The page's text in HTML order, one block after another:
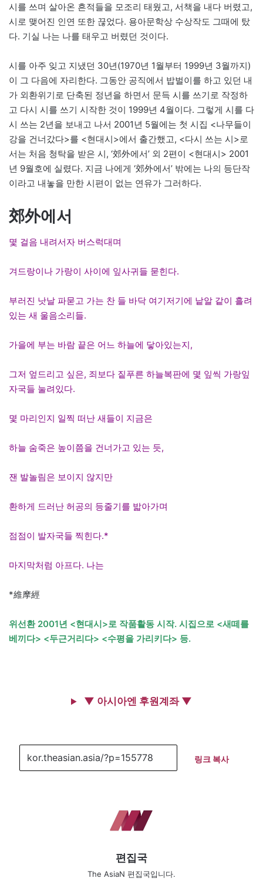
시를 쓰며 살아온 흔적들을 모조리 태웠고, 서책을 내다 버렸고,
시로 맺어진 인연 또한 끊었다. 용아문학상 수상작도 그때에 탔
다. 기실 나는 나를 태우고 버렸던 것이다.
시를 아주 잊고 지냈던 30년(1970년 1월부터 1999년 3월까지)
이 그 다음에 자리한다. 그동안 공직에서 밥벌이를 하고 있던 내
가 외환위기로 단축된 정년을 하면서 문득 시를 쓰기로 작정하
고 다시 시를 쓰기 시작한 것이 1999년 4월이다. 그렇게 시를 다
시 쓰는 2년을 보내고 나서 2001년 5월에는 첫 시집 <나무들이
강을 건너갔다>를 <현대시>에서 출간했고, <다시 쓰는 시>로
서는 처음 청탁을 받은 시, ‘郊外에서’ 외 2편이 <현대시> 2001
년 9월호에 실렸다. 지금 나에게 ‘郊外에서’ 밖에는 나의 등단작
이라고 내놓을 만한 시편이 없는 연유가 그러하다.
郊外에서
몇 걸음 내려서자 버스럭대며
겨드랑이나 가랑이 사이에 잎사귀들 묻힌다.
부러진 낫날 파묻고 가는 찬 들 바닥 여기저기에 낱알 같이 흘려
있는 새 울음소리들.
가을에 부는 바람 끝은 어느 하늘에 닿아있는지,
그저 엎드리고 싶은, 죄보다 짙푸른 하늘복판에 몇 잎씩 가랑잎
자국들 눌려있다.
몇 마리인지 일찍 떠난 새들이 지금은
하늘 숨죽은 높이쯤을 건너가고 있는 듯,
잰 발놀림은 보이지 않지만
환하게 드러난 허공의 등줄기를 밟아가며
점점이 발자국들 찍힌다.*
마지막처럼 아프다. 나는
*維摩經
위선환 2001년 <현대시>로 작품활동 시작. 시집으로 <새떼를
베끼다> <두근거리다> <수평을 가리키다> 등.
▼ 아시아엔 후원계좌 ▼
링크 복사
편집국
The AsiaN 편집국입니다.